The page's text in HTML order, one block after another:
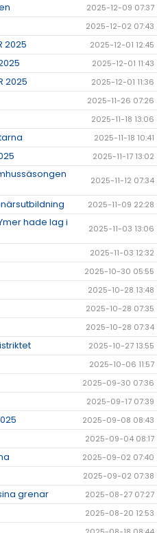
2025-12-09 07:37
2025-12-02 07:43
2025 2025-12-01 12:45
2025-12-01 11:43
2025 2025-12-01 11:36
2025-11-26 07:26
2025-11-18 13:06
2025-11-18 10:41
2025-11-17 13:02
2025-11-12 07:34
2025-11-09 22:28
hade lag i
2025-11-03 13:06
2025-11-03 12:32
2025-10-30 05:55
2025-10-28 13:48
2025-10-28 07:35
2025-10-28 07:34
2025-10-27 13:55
2025-10-06 11:57
2025-09-30 07:36
2025-09-17 07:39
2025-09-08 08:43
2025-09-04 08:17
2025-09-02 07:40
2025-09-02 07:38
grenar 2025-08-27 07:27
2025-08-20 12:53